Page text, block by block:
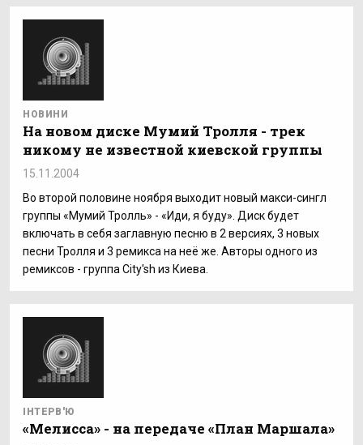
НОВИНИ
На новом диске Мумий Тролля - трек
никому не известной киевской группы
15.11.2004
Во второй половине ноября выходит новый макси-сингл
группы «Мумий Тролль» - «Иди, я буду». Диск будет
включать в себя заглавную песню в 2 версиях, 3 новых
песни Тролля и 3 ремикса на неё же. Авторы одного из
ремиксов - группа City'sh из Киева.
ІНТЕРВ'Ю
«Мелисса» - на передаче «План Маршала»